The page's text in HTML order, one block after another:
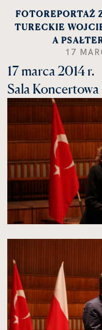
FOTOREPORTAŻ
TURECKIE
A
17
17 marca 2014 r.
Sala
spowoduje
do
rozmiarów
oryginalnych